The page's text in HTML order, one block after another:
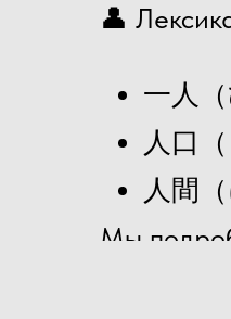
👤
一人
人口
人間
Мы